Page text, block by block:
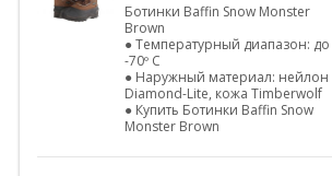
Ботинки Baffin Snow Monster
Brown
● Температурный диапазон: до
-70º C
● Наружный материал: нейлон
Diamond-Lite, кожа Timberwolf
● Купить Ботинки Baffin Snow
Monster Brown